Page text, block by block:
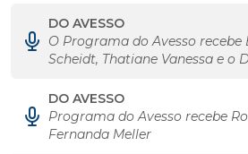
DO AVESSO
O Programa do Avesso recebe
Scheidt, Thatiane Vanessa e o
DO AVESSO
Programa do Avesso recebe
Fernanda Meller